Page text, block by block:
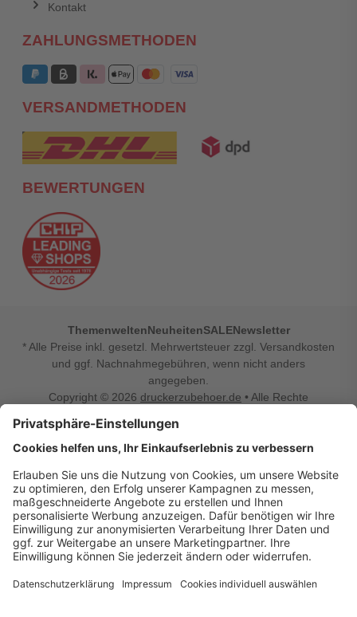
Kontakt
ZAHLUNGSMETHODEN
VERSANDMETHODEN
BEWERTUNGEN
ThemenweltenNeuheitenSALENewsletter
* Alle Preise inkl. gesetzl. Mehrwertsteuer zzgl. Versandkosten
und ggf. Nachnahmegebühren, wenn nicht anders
angegeben.
Copyright © 2026 druckerzubehoer.de • Alle Rechte
Vertrag widerrufen
Druckerzubehoer.de – preiswerte Qualität für Ihr Office
Sie sind auf der Suche nach dem passenden Druckerzubehör
oder Zubehör für das Büro, den Computer oder Ihr
Smartphone? Dann sind Sie bei Druckerzubehoer.de genau
richtig! Unser breites Sortiment bietet unter anderem Tinte
und Toner für alle gängigen Druckermodelle – großer sowie
kleiner Hersteller. Zugleich sind wir Ihr Online Fachhandel für
einrichten, die Werkstatt ausstatten oder den Alltag mit